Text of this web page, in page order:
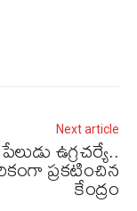
Next article
ఉగ్రచర్యే..
ప్రకటించిన
కేంద్రం